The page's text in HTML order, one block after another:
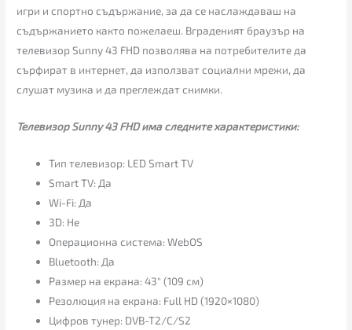
игри и спортно съдържание, за да се наслаждаваш на
съдържанието както пожелаеш. Вграденият браузър на
телевизор Sunny 43 FHD позволява на потребителите да
сърфират в интернет, да използват социални мрежи, да
слушат музика и да преглеждат снимки.
Телевизор Sunny 43 FHD има следните характеристики:
Тип телевизор: LED Smart TV
Smart TV: Да
Wi-Fi: Да
3D: Не
Операционна система: WebOS
Bluetooth: Да
Размер на екрана: 43″ (109 см)
Резолюция на екрана: Full HD (1920×1080)
Цифров тунер: DVB-T2/C/S2